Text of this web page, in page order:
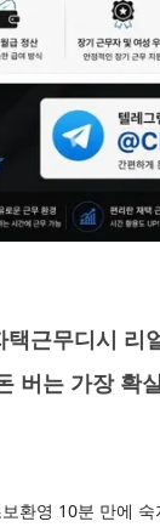
근무디시 리
버는 가장 확
환영 10분 만에